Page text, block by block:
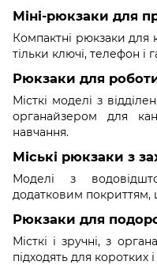
Міні-рюкзаки для
Компактні рюкзаки для
тільки ключі, телефон і
Рюкзаки для
Місткі моделі з
органайзером для
навчання.
Міські рюкзаки з
Моделі з
додатковим покриттям,
Рюкзаки для
Місткі і зручні, з
підходять для коротких